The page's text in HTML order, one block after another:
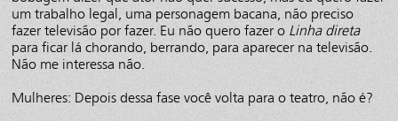
um trabalho legal, uma personagem bacana, não preciso
fazer televisão por fazer. Eu não quero fazer o Linha direta
para ficar lá chorando, berrando, para aparecer na televisão.
Não me interessa não.
Mulheres: Depois dessa fase você volta para o teatro, não é?